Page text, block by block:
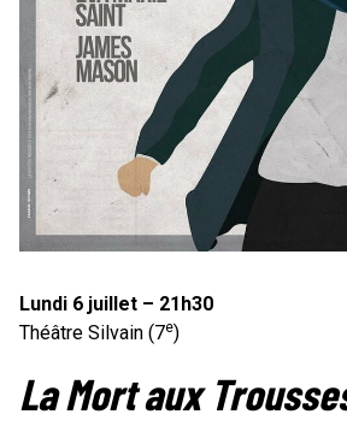
Lundi 6 juillet – 21h30
Théâtre Silvain (7e)
La Mort aux